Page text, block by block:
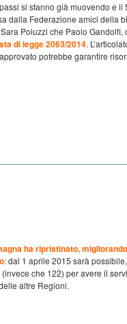
si stanno già muovendo e il
dalla Federazione amici della
Poluzzi che Paolo Gandolfi,
di legge 2063/2014.
potrebbe garantire
ha ripristinato,
: dal 1 aprile 2015 sarà
che 122) per avere il
altre Regioni.